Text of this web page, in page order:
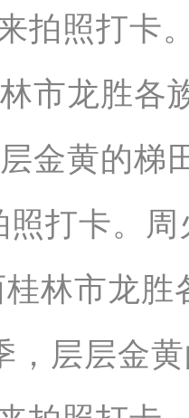
市龙胜各
金黄的梯
照打卡。